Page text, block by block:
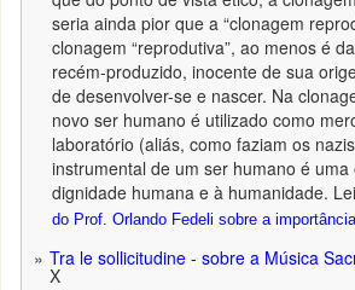
seria ainda pior que a “clonagem
clonagem “reprodutiva”, ao menos é
recém-produzido, inocente de sua
de desenvolver-se e nascer. Na
novo ser humano é utilizado como
laboratório (aliás, como faziam os
instrumental de um ser humano é uma
dignidade humana e à humanidade.
do Prof. Orlando Fedeli sobre a
Tra le sollicitudine - sobre a Música
X